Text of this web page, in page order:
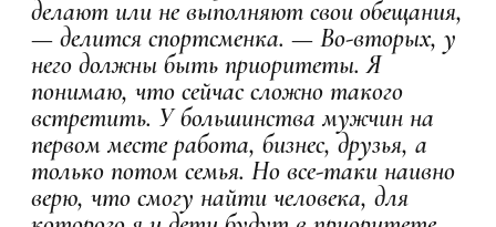
делают или не выполняют свои обещания,
— делится спортсменка. — Во-вторых, у
него должны быть приоритеты. Я
понимаю, что сейчас сложно такого
встретить. У большинства мужчин на
первом месте работа, бизнес, друзья, а
только потом семья. Но все-таки наивно
верю, что смогу найти человека, для